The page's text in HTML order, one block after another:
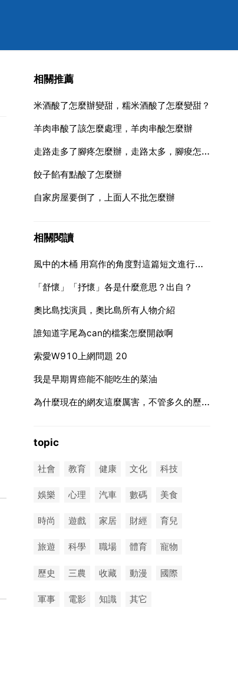
相關推薦
米酒酸了怎麼辦變甜，糯米酒酸了怎麼變甜？
羊肉串酸了該怎麼處理，羊肉串酸怎麼辦
走路走多了腳疼怎麼辦，走路太多，腳痠怎麼辦？
餃子餡有點酸了怎麼辦
自家房屋要倒了，上面人不批怎麼辦
相關閱讀
風中的木桶 用寫作的角度對這篇短文進行點評
「舒懷」「抒懷」各是什麼意思？出自？
奧比島找演員，奧比島所有人物介紹
誰知道字尾為can的檔案怎麼開啟啊
索愛W910上網問題 20
我是早期胃癌能不能吃生的菜油
為什麼現在的網友這麼厲害，不管多久的歷史都能扒拉出來？
topic
社會 教育 健康 文化 科技
娛樂 心理 汽車 數碼 美食
時尚 遊戲 家居 財經 育兒
旅遊 科學 職場 體育 寵物
歷史 三農 收藏 動漫 國際
軍事 電影 知識 其它